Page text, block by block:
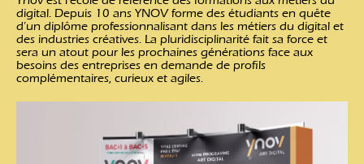
digital. Depuis 10 ans YNOV forme des étudiants en quête
d’un diplôme professionnalisant dans les métiers du digital et
des industries créatives​. La pluridisciplinarité fait sa force et
sera un atout pour les prochaines générations face aux
besoins des entreprises en demande de profils
complémentaires, curieux et agiles.